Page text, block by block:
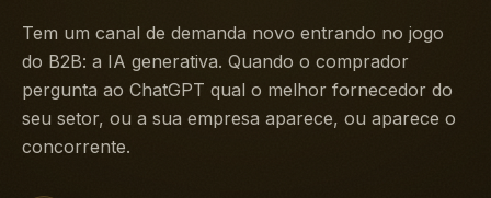
Tem um canal de demanda novo entrando no jogo
do B2B: a IA generativa. Quando o comprador
pergunta ao ChatGPT qual o melhor fornecedor do
seu setor, ou a sua empresa aparece, ou aparece o
concorrente.